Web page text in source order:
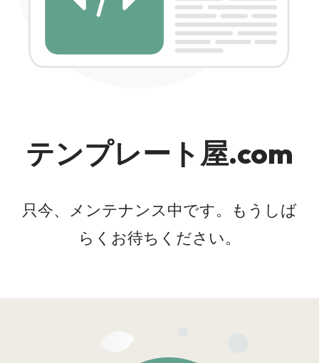
テンプレート屋.com
只今、メンテナンス中です。もうしば
らくお待ちください。